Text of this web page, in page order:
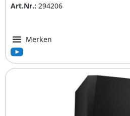
Art.Nr.: 294206
Merken